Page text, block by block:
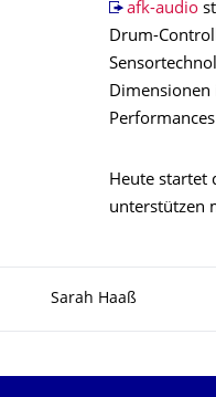
afk-audio
Drum-
Dimensionen
Heute startet
unterstützen
Sarah Haaß